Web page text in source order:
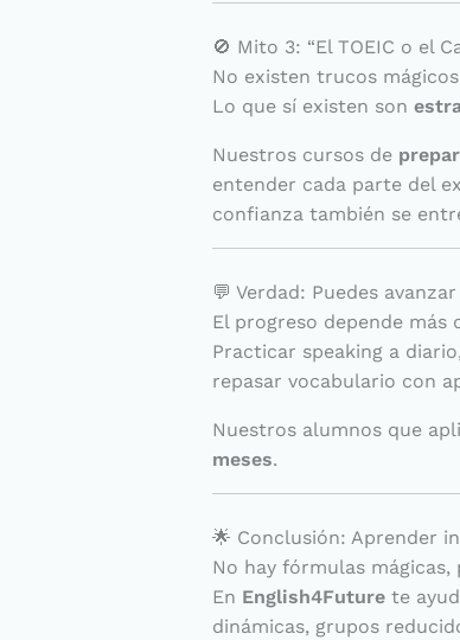
🚫 Mito 3: “El TOEIC o el
No existen trucos
Lo que sí existen son
Nuestros cursos de
entender cada parte del
confianza también se
💬 Verdad: Puedes
El progreso depende más
Practicar speaking a
repasar vocabulario con
Nuestros alumnos que
meses.
🌟 Conclusión: Aprender
No hay fórmulas
En English4Futurete
dinámicas, grupos